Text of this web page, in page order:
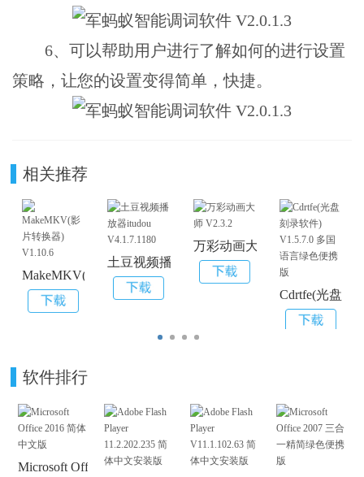
6、可以帮助用户进行了解如何的进行设置
策略，让您的设置变得简单，快捷。
相关推荐
MakeMKV(影片转换器) V1.10.6
土豆视频播放器itudou V4.1.7.1180
万彩动画大师 V2.3.2
Cdrtfe(光盘刻
软件排行
Microsoft Office 2016 简体中文版